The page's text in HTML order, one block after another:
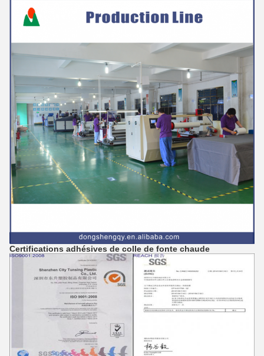
Certifications adhésives de colle de fonte chaude